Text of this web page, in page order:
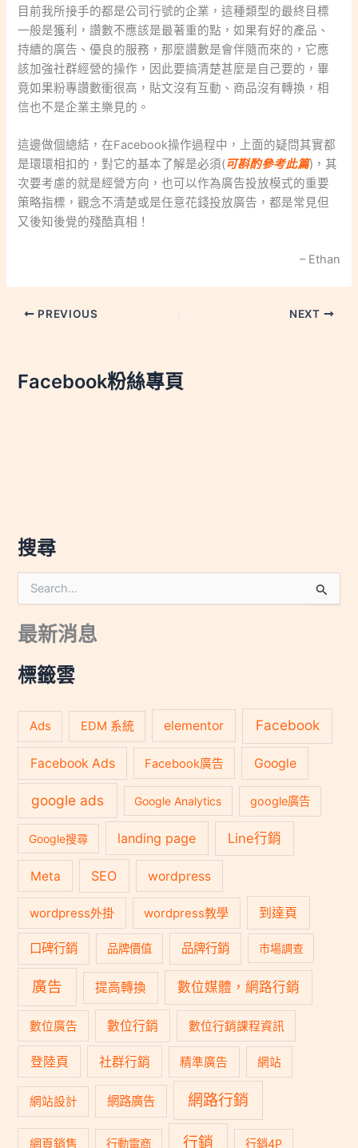
目前我所接手的都是公司行號的企業，這種類型的最終目標
一般是獲利，讚數不應該是最著重的點，如果有好的產品、
持續的廣告、優良的服務，那麼讚數是會伴隨而來的，它應
該加強社群經營的操作，因此要搞清楚甚麼是自己要的，畢
竟如果粉專讚數衝很高，貼文沒有互動、商品沒有轉換，相
信也不是企業主樂見的。
這邊做個總結，在Facebook操作過程中，上面的疑問其實都
是環環相扣的，對它的基本了解是必須(可斟酌參考此篇)，其
次要考慮的就是經營方向，也可以作為廣告投放模式的重要
策略指標，觀念不清楚或是任意花錢投放廣告，都是常見但
又後知後覺的殘酷真相！
– Ethan
PREVIOUS NEXT
Facebook粉絲專頁
搜尋
尋
關
鍵
:
最新消息
標籤雲
Ads EDM 系統 elementor Facebook
Facebook Ads Facebook廣告 Google
google ads Google Analytics google廣告
Google搜尋 landing page Line行銷
Meta SEO wordpress
wordpress外掛 wordpress教學 到達頁
口碑行銷 品牌價值 品牌行銷 市場調查
廣告 提高轉換 數位媒體，網路行銷
數位廣告 數位行銷 數位行銷課程資訊
登陸頁 社群行銷 精準廣告 網站
網站設計 網路廣告 網路行銷
網頁銷售 行動電商 行銷 行銷4P